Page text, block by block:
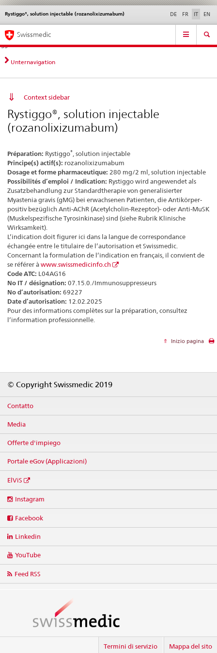
Navigazione
diretta:
novità,
aspetti
contatto
Novità &
norme
Contatto | Supporto &
aiuto
Rystiggo®, solution injectable (rozanolixizumabum) DE FR IT EN
Service
Navigation
Swissmedic
Unternavigation
Context sidebar
Rystiggo®, solution injectable
(rozanolixizumabum)
Préparation: Rystiggo® , solution injectable
Principe(s) actif(s): rozanolixizumabum
Dosage et forme pharmaceutique: 280 mg/2 ml, solution injectable
Possibilités d’emploi / Indication: Rystiggo wird angewendet als
Zusatzbehandlung zur Standardtherapie von generalisierter
Myastenia gravis (gMG) bei erwachsenen Patienten, die Antikörper-
positiv bezüglich Anti-AChR (Acetylcholin-Rezeptor)- oder Anti-MuSK
(Muskelspezifische Tyrosinkinase) sind (siehe Rubrik Klinische
Wirksamkeit).
L’indication doit figurer ici dans la langue de correspondance
échangée entre le titulaire de l’autorisation et Swissmedic.
Concernant la formulation de l’indication en français, il convient de
se référer àwww.swissmedicinfo.ch
Code ATC: L04AG16
No IT / désignation: 07.15.0./Immunosuppresseurs
No d’autorisation: 69227
Date d’autorisation: 12.02.2025
Pour des informations complètes sur la préparation, consultez
l’information professionnelle.
Inizio pagina
© Copyright Swissmedic 2019
Contatto
Media
Offerte d'impiego
Portale eGov (Applicazioni)
ElViS
media
Instagram
Facebook
Linkedin
YouTube
Feed RSS
Termini di servizio Mappa del sito